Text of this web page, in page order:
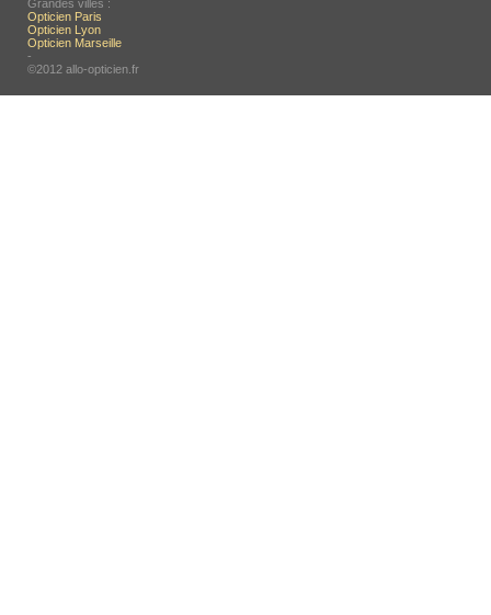
Grandes villes :
Opticien Paris
Opticien Lyon
Opticien Marseille
-
©2012 allo-opticien.fr